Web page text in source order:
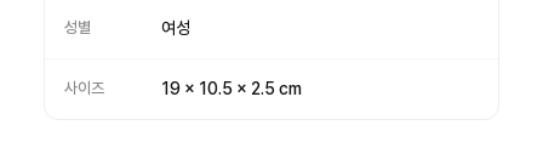
성별 여성
사이즈 19 x 10.5 x 2.5 cm